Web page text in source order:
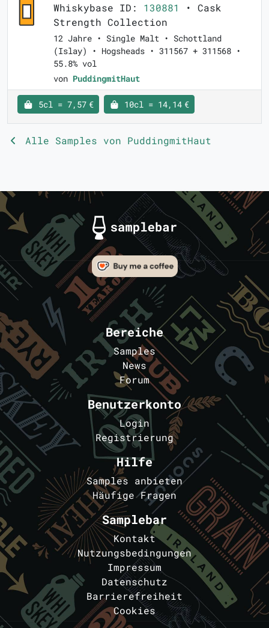
Whiskybase ID: 130881
• Cask
Strength Collection
12 Jahre • Single Malt • Schottland
(Islay) • Hogsheads • 311567 + 311568 •
55.8% vol
von PuddingmitHaut
5cl = 7,57 € 10cl = 14,14 €
Alle Samples von PuddingmitHaut
Bereiche
Samples
News
Forum
Benutzerkonto
Login
Registrierung
Hilfe
Samples anbieten
Häufige Fragen
Samplebar
Kontakt
Nutzungsbedingungen
Impressum
Datenschutz
Barrierefreiheit
Cookies